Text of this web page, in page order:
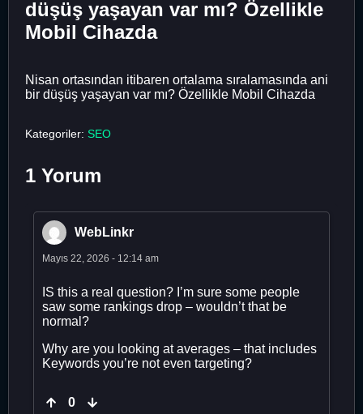
düşüş yaşayan var mı? Özellikle
Mobil Cihazda
Nisan ortasından itibaren ortalama sıralamasında ani
bir düşüş yaşayan var mı? Özellikle Mobil Cihazda
Kategoriler: SEO
1 Yorum
WebLinkr
Mayıs 22, 2026 - 12:14 am
IS this a real question? I’m sure some people
saw some rankings drop – wouldn’t that be
normal?
Why are you looking at averages – that includes
Keywords you’re not even targeting?
0